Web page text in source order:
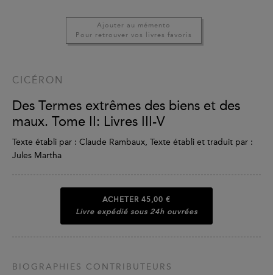
Ajouter au mémento
Pour retrouver vos livres favoris
CICÉRON
Des Termes extrêmes des biens et des
maux. Tome II: Livres III-V
Texte établi par : Claude Rambaux, Texte établi et traduit par :
Jules Martha
ACHETER 45,00 €
Livre expédié sous 24h ouvrées
BIOGRAPHIES CONTRIBUTEURS